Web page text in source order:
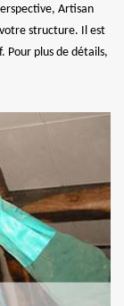
Artisan
structure. Il est
Pour plus de détails,